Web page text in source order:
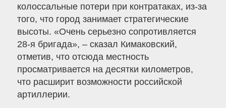
колоссальные потери при контратаках, из-за
того, что город занимает стратегические
высоты. «Очень серьезно сопротивляется
28-я бригада», – сказал Кимаковский,
отметив, что отсюда местность
просматривается на десятки километров,
что расширит возможности российской
артиллерии.